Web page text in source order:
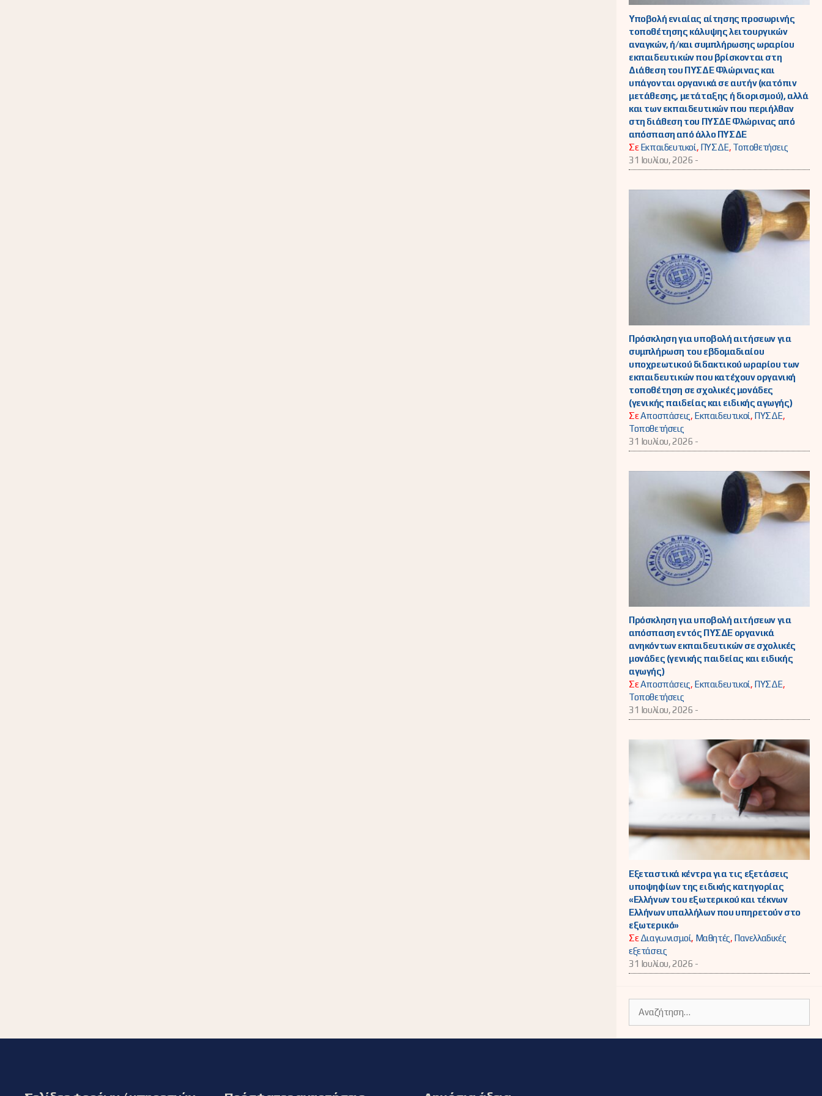
Υποβολή ενιαίας αίτησης προσωρινής
τοποθέτησης κάλυψης λειτουργικών
αναγκών, ή/και συμπλήρωσης ωραρίου
εκπαιδευτικών που βρίσκονται στη
Διάθεση του ΠΥΣΔΕ Φλώρινας και
υπάγονται οργανικά σε αυτήν (κατόπιν
μετάθεσης, μετάταξης ή διορισμού), αλλά
και των εκπαιδευτικών που περιήλθαν
στη διάθεση του ΠΥΣΔΕ Φλώρινας από
απόσπαση από άλλο ΠΥΣΔΕ
ΣεΕκπαιδευτικοί, ΠΥΣΔΕ, Τοποθετήσεις
31 Ιουλίου, 2026 -
Πρόσκληση για υποβολή αιτήσεων για
συμπλήρωση του εβδομαδιαίου
υποχρεωτικού διδακτικού ωραρίου των
εκπαιδευτικών που κατέχουν οργανική
τοποθέτηση σε σχολικές μονάδες
(γενικής παιδείας και ειδικής αγωγής)
ΣεΑποσπάσεις, Εκπαιδευτικοί, ΠΥΣΔΕ,
Τοποθετήσεις
31 Ιουλίου, 2026 -
Πρόσκληση για υποβολή αιτήσεων για
απόσπαση εντός ΠΥΣΔΕ οργανικά
ανηκόντων εκπαιδευτικών σε σχολικές
μονάδες (γενικής παιδείας και ειδικής
αγωγής)
ΣεΑποσπάσεις, Εκπαιδευτικοί, ΠΥΣΔΕ,
Τοποθετήσεις
31 Ιουλίου, 2026 -
Εξεταστικά κέντρα για τις εξετάσεις
υποψηφίων της ειδικής κατηγορίας
«Ελλήνων του εξωτερικού και τέκνων
Ελλήνων υπαλλήλων που υπηρετούν στο
εξωτερικό»
ΣεΔιαγωνισμοί, Μαθητές, Πανελλαδικές
εξετάσεις
31 Ιουλίου, 2026 -
για: